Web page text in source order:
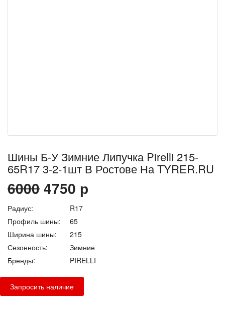
Шины Б-У Зимние Липучка Pirelli 215-
65R17 3-2-1шт В Ростове На TYRER.RU
60004750 р
Радиус:
R17
Профиль шины:
65
Ширина шины:
215
Сезонность:
Зимние
Бренды:
PIRELLI